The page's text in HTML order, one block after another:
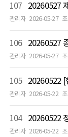
107 20260527 제9회 전국동
관리자 2026-05-27
106 20260527 종친전
관리자 2026-05-27
105 20260522 [현유
관리자 2026-05-22
104 20260522 정주 대종
관리자 2026-05-22